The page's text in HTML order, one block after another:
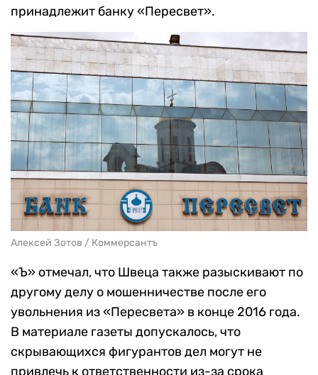
принадлежит банку «Пересвет».
Алексей Зотов / Коммерсантъ
«Ъ» отмечал, что Швеца также разыскивают по
другому делу о мошенничестве после его
увольнения из «Пересвета» в конце 2016 года.
В материале газеты допускалось, что
скрывающихся фигурантов дел могут не
привлечь к ответственности из-за срока